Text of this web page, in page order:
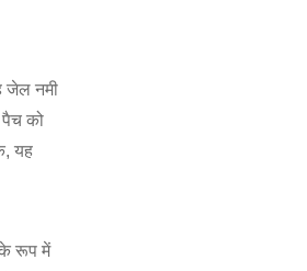
जेल नमी
को
यह
के रूप में